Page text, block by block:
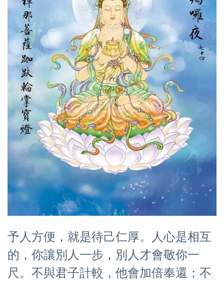
予人方便，就是待己仁厚。人心是相互
的，你讓別人一步，別人才會敬你一
尺。不與君子計較，他會加倍奉還；不